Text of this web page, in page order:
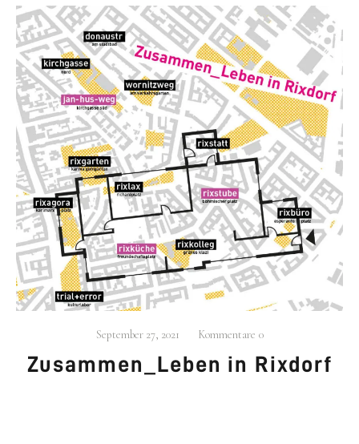
mail@ag-urban.de
September 27, 2021 Kommentare 0
Zusammen_Leben in Rix­dorf